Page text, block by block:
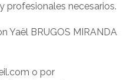
profesionales necesarios.
Yaël BRUGOS MIRANDA
o por